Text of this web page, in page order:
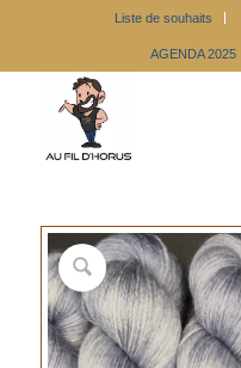
Liste de souhaits
AGENDA 2025